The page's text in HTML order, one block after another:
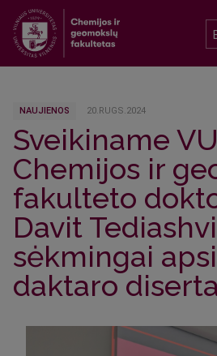
NAUJIENOS 20.RUGS.2024
Sveikiname VU
Chemijos ir
fakulteto
Davit
sėkmingai
daktaro